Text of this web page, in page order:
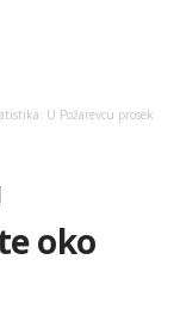
U Požarevcu prosek
oko